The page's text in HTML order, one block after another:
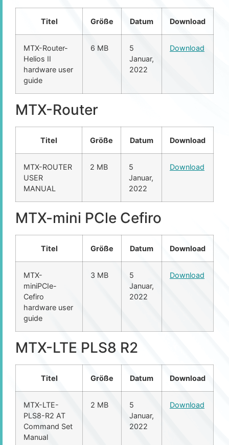
Titel Größe Datum Download
MTX-Router-
Helios II
hardware user
guide
6 MB
5
Januar,
2022
Download
MTX-Router
Titel Größe Datum Download
MTX-ROUTER
USER
MANUAL
2 MB
5
Januar,
2022
Download
MTX-mini PCle Cefiro
Titel Größe Datum Download
MTX-
miniPCIe-
Cefiro
hardware user
guide
3 MB
5
Januar,
2022
Download
MTX-LTE PLS8 R2
Titel Größe Datum Download
MTX-LTE-
PLS8-R2 AT
Command Set
Manual
2 MB
5
Januar,
2022
Download